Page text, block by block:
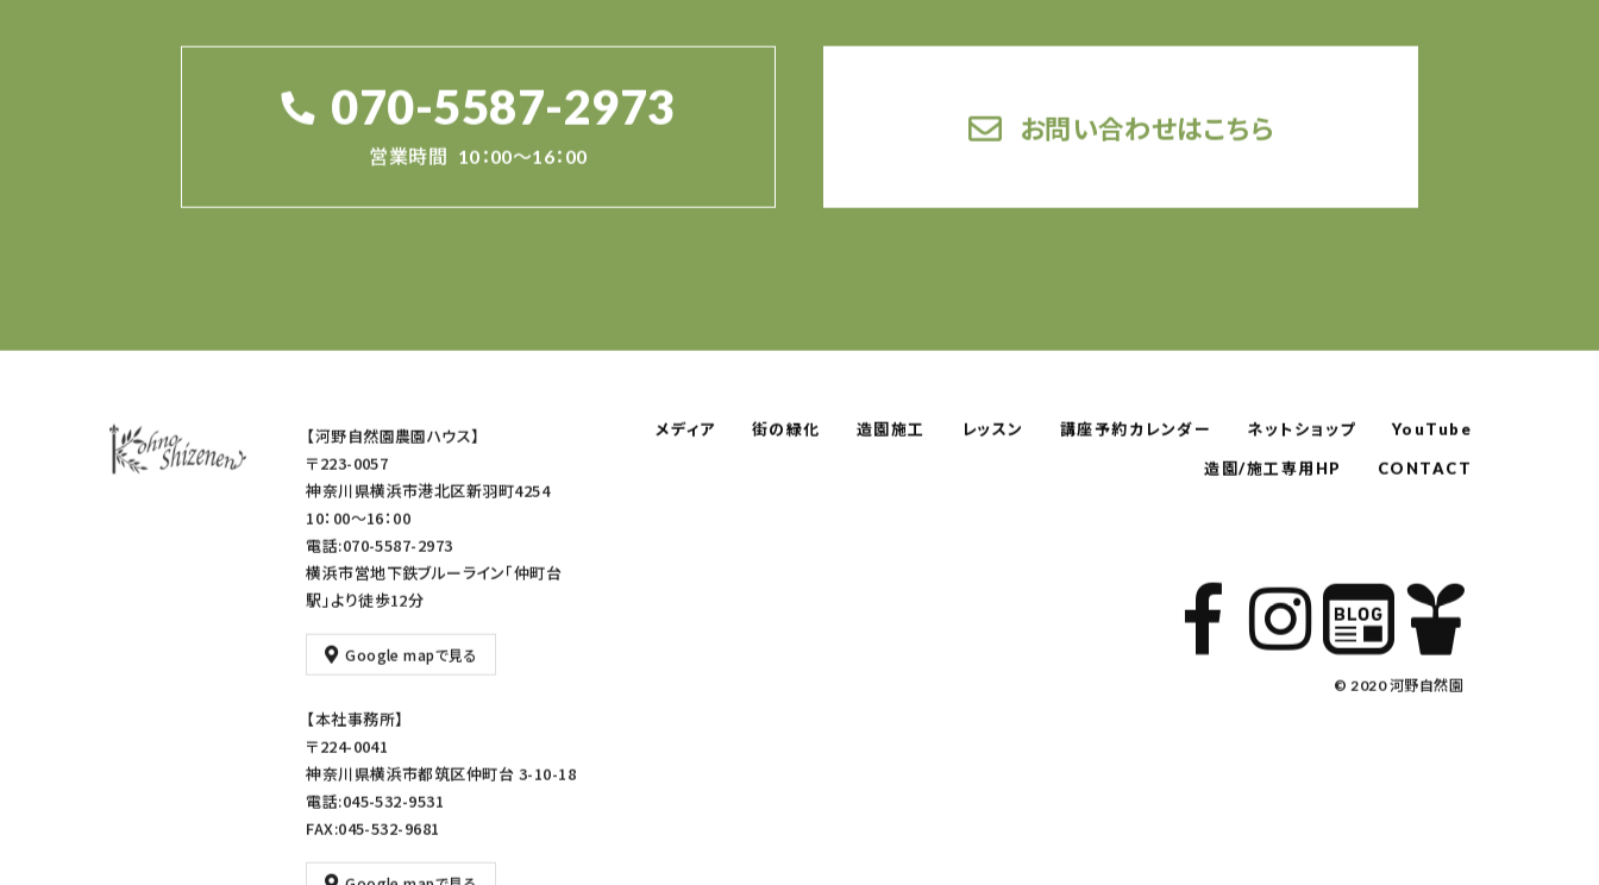
070-5587-2973
営業時間 10：00～16：00
お問い合わせはこちら
【河野自然園農園ハウス】
〒223-0057
神奈川県横浜市港北区新羽町4254
10：00～16：00
電話:070-5587-2973
横浜市営地下鉄ブルーライン「仲町台
駅」より徒歩12分
Google mapで見る
【本社事務所】
〒224-0041
神奈川県横浜市都筑区仲町台 3-10-18
電話:045-532-9531
FAX:045-532-9681
メディア 街の緑化 造園施工 レッスン 講座予約カレンダー ネットショップ YouTube
造園/施工専用HP CONTACT
© 2020 河野自然園